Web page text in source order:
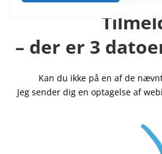
– der er 3
Kan du ikke på en af de
Jeg sender dig en optagelse af